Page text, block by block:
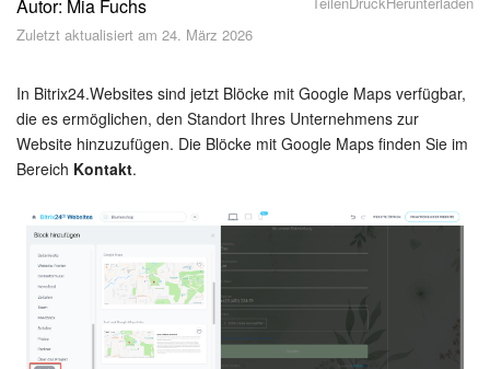
Sicherheit
Feed
Abonnement
Aufgaben und Projekte
KI-Projekte
Messenger
Autor: Mia Fuchs
Zuletzt aktualisiert am 24. März 2026
In Bitrix24.Websites sind jetzt Blöcke mit Google Maps verfügbar,
die es ermöglichen, den Standort Ihres Unternehmens zur
Website hinzuzufügen. Die Blöcke mit Google Maps finden Sie im
Bereich Kontakt.